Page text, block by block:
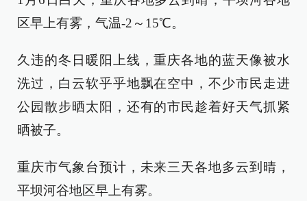
区早上有雾，气温-2～15℃。
久违的冬日暖阳上线，重庆各地的蓝天像被水
洗过，白云软乎乎地飘在空中，不少市民走进
公园散步晒太阳，还有的市民趁着好天气抓紧
晒被子。
重庆市气象台预计，未来三天各地多云到晴，
平坝河谷地区早上有雾。